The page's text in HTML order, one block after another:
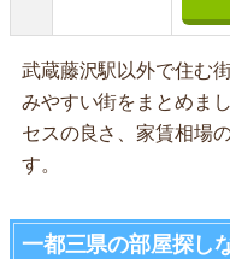
武蔵藤沢駅以外で住む
みやすい街をまとめま
セスの良さ、家賃相場
す。
一都三県の部屋探し